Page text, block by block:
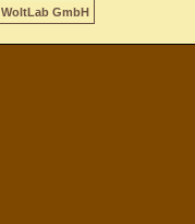
WoltLab GmbH